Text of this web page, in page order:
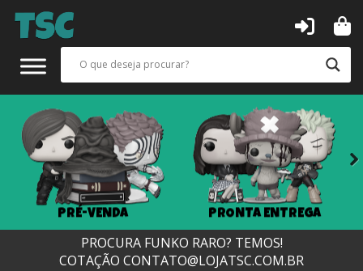
PRÉ-VENDA PRONTA ENTREGA
PROCURA FUNKO RARO? TEMOS!
COTAÇÃO CONTATO@LOJATSC.COM.BR